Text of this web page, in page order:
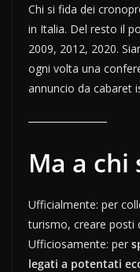
Chi si fida dei
in Italia. Del resto il
2009, 2012, 2020.
ogni volta una
annuncio da cabaret
Ma a chi
Ufficialmente: per
turismo, creare posti
Ufficiosamente: per
legati a potentati